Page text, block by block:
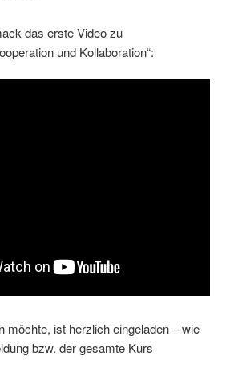
das erste Video zu
und Kollaboration“:
möchte, ist herzlich eingeladen – wie
bzw. der gesamte Kurs